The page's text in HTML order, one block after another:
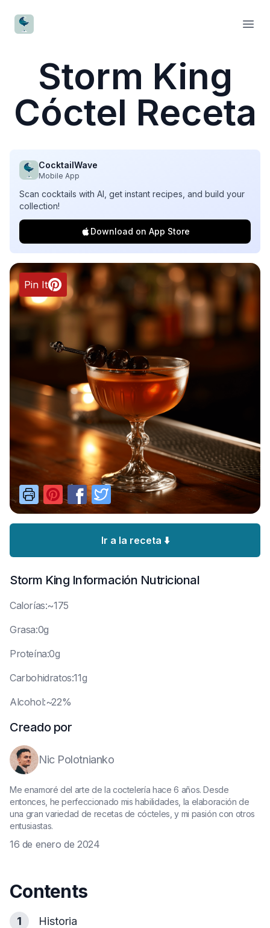
CocktailWave
Storm King
Cóctel Receta
CocktailWave
Mobile App
Scan cocktails with AI, get instant recipes, and build your
collection!
Download on App Store
Pin It
Ir a la receta ⬇️
Storm King Información Nutricional
Calorías:~175
Grasa:0g
Proteína:0g
Carbohidratos:11g
Alcohol:~22%
Creado por
Nic Polotnianko
Me enamoré del arte de la coctelería hace 6 años. Desde
entonces, he perfeccionado mis habilidades, la elaboración de
una gran variedad de recetas de cócteles, y mi pasión con otros
entusiastas.
16 de enero de 2024
Contents
1 Historia